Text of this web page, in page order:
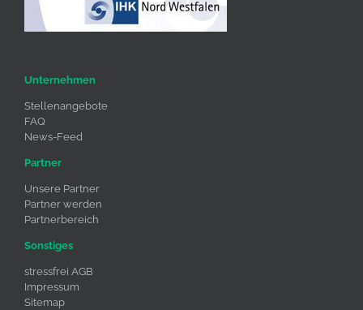
Unternehmen
Stellenangebote
FAQ
News-Feed
Partner
Unsere Partner
Partner werden
Partnerbereich
Sonstiges
stressfrei AGB
Impressum
Sitemap